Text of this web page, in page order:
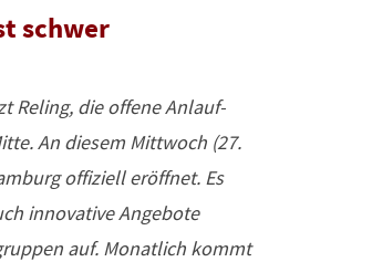
schwer
Reling, die offene Anlauf-
An diesem Mittwoch (27.
offiziell eröffnet. Es
innovative Angebote
auf. Monatlich kommt